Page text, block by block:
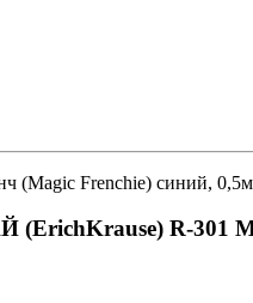
Frenchie) синий,
R-301